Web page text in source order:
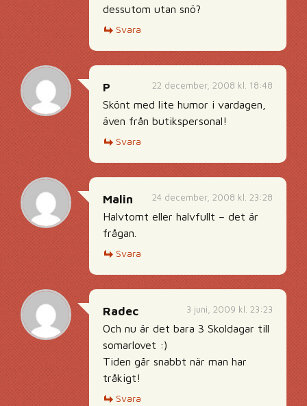
dessutom utan snö?
Svara
22 december, 2008 kl. 18:48
P
Skönt med lite humor i vardagen,
även från butikspersonal!
Svara
24 december, 2008 kl. 23:28
Malin
Halvtomt eller halvfullt – det är
frågan.
Svara
3 juni, 2009 kl. 23:23
Radec
Och nu är det bara 3 Skoldagar till
somarlovet :)
Tiden går snabbt när man har
tråkigt!
Svara